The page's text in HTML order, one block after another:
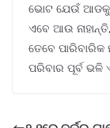
ଭୋଟ ଯେଉଁ ଆଡକୁ
ଏବେ ଆଉ
ତେବେ
ପରିବାର ପୂର୍ବ ଭଳି